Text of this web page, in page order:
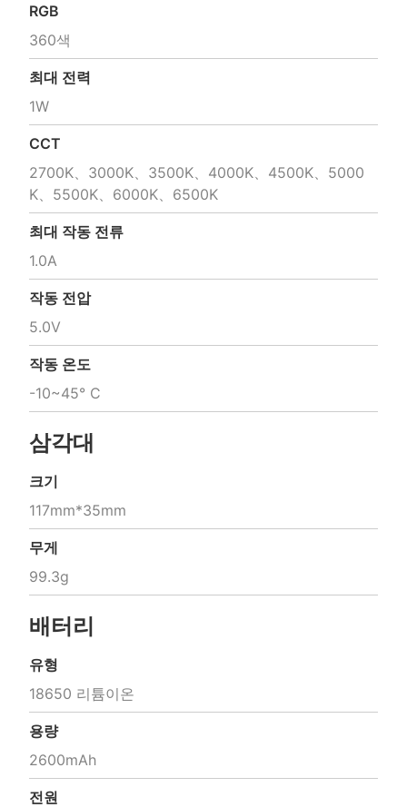
RGB
360색
최대 전력
1W
CCT
2700K、3000K、3500K、4000K、4500K、5000
K、5500K、6000K、6500K
최대 작동 전류
1.0A
작동 전압
5.0V
작동 온도
-10~45° C
삼각대
크기
117mm*35mm
무게
99.3g
배터리
유형
18650 리튬이온
용량
2600mAh
전원